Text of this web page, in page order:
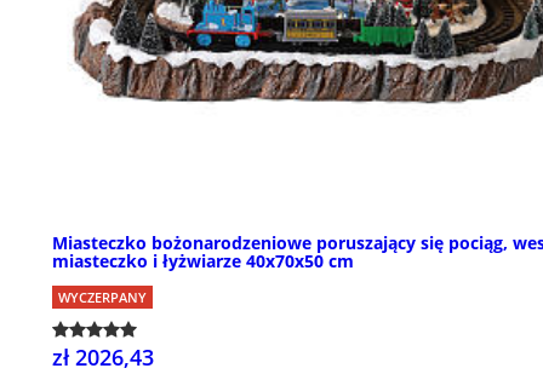
Miasteczko bożonarodzeniowe poruszający się pociąg,
miasteczko i łyżwiarze 40x70x50 cm
WYCZERPANY
zł 2026,43